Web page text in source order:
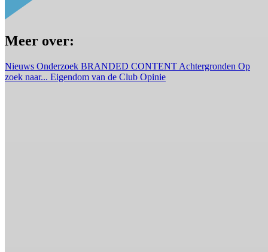
Meer over:
Nieuws Onderzoek BRANDED CONTENT Achtergronden Op
zoek naar... Eigendom van de Club Opinie